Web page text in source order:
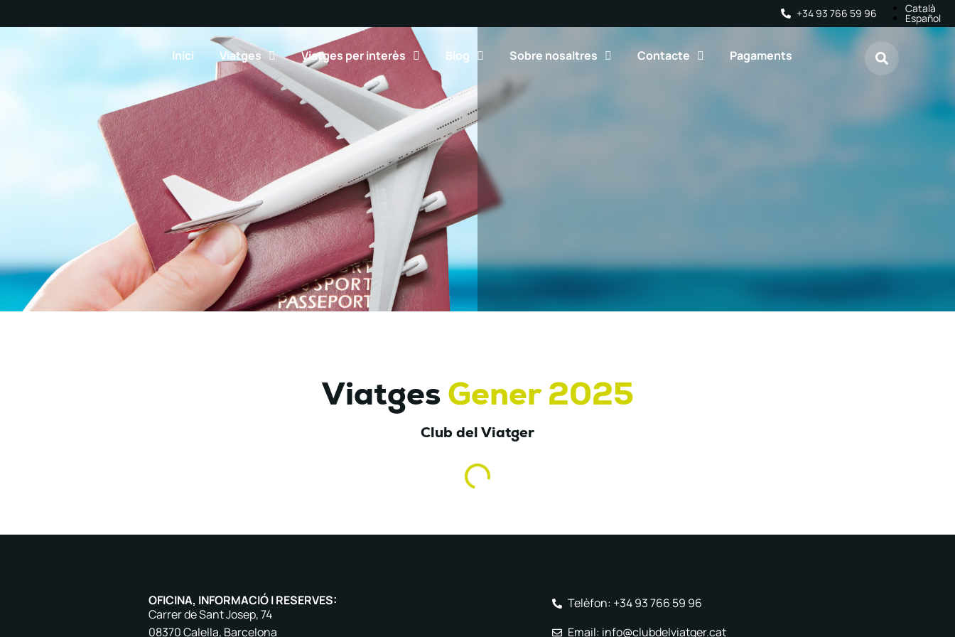
+34 93 766 59 96 Català
Español
Inici Viatges Viatges per interès Blog Sobre nosaltres Contacte Pagaments
Viatges Gener 2025
Club del Viatger
OFICINA, INFORMACIÓ I RESERVES:
Carrer de Sant Josep, 74
08370 Calella, Barcelona
Telèfon: +34 93 766 59 96
Email: info@clubdelviatger.cat